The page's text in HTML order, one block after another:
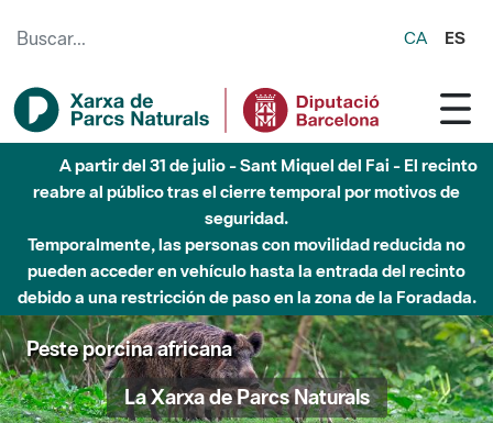
CA ES
A partir del 31 de julio - Sant Miquel del Fai - El recinto
reabre al público tras el cierre temporal por motivos de
seguridad.
Temporalmente, las personas con movilidad reducida no
pueden acceder en vehículo hasta la entrada del recinto
debido a una restricción de paso en la zona de la Foradada.
Peste porcina africana
La Xarxa de Parcs Naturals